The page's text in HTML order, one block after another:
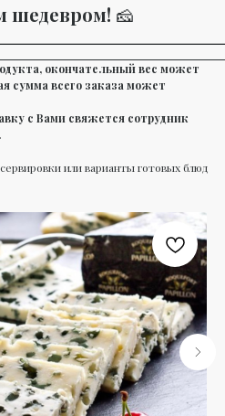
шедевром! 🧀
окончательный вес может
сумма всего заказа может
с Вами свяжется сотрудник
или варианты готовых блюд